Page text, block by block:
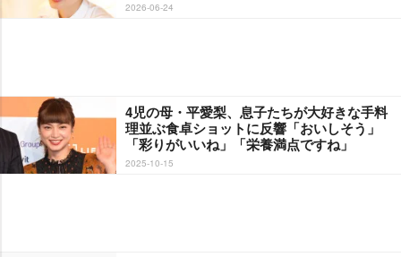
2026-06-24
4児の母・平愛梨、息子たちが大好きな手料
理並ぶ食卓ショットに反響「おいしそう」
「彩りがいいね」「栄養満点ですね」
2025-10-15